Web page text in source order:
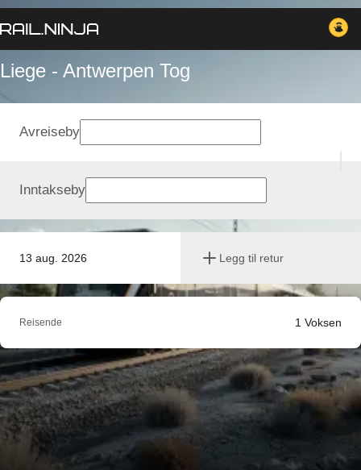
Liege - Antwerpen Tog
13 aug. 2026 Legg til retur
Avreiseby
Inntakseby
Reisende 1 Voksen